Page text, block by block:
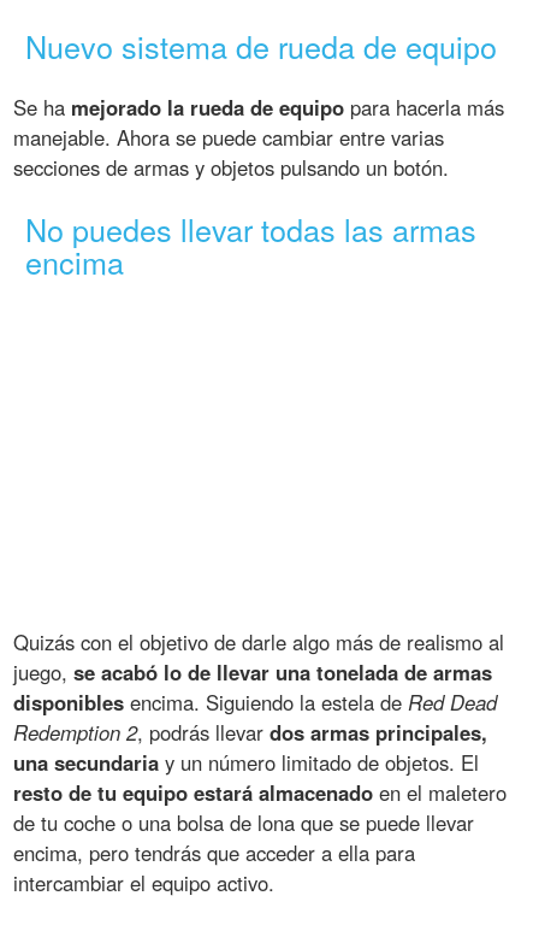
Nuevo sistema de rueda de equipo
Se ha mejorado la rueda de equipo para hacerla más
manejable. Ahora se puede cambiar entre varias
secciones de armas y objetos pulsando un botón.
No puedes llevar todas las armas
encima
Quizás con el objetivo de darle algo más de realismo al
juego,se acabó lo de llevar una tonelada de armas
disponibles encima. Siguiendo la estela de Red Dead
Redemption 2, podrás llevardos armas principales,
una secundaria y un número limitado de objetos. El
resto de tu equipo estará almacenado en el maletero
de tu coche o una bolsa de lona que se puede llevar
encima, pero tendrás que acceder a ella para
intercambiar el equipo activo.